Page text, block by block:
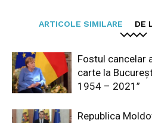
ARTICOLE SIMILARE DE
Fostul cancelar
carte la
1954 – 2021”
Republica